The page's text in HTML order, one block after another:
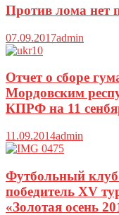
Против лома нет
07.09.2017admin
Отчет о сборе
Мордовским
КПРФ на 11
11.09.2014admin
Футбольный
победитель XV
«Золотая осень